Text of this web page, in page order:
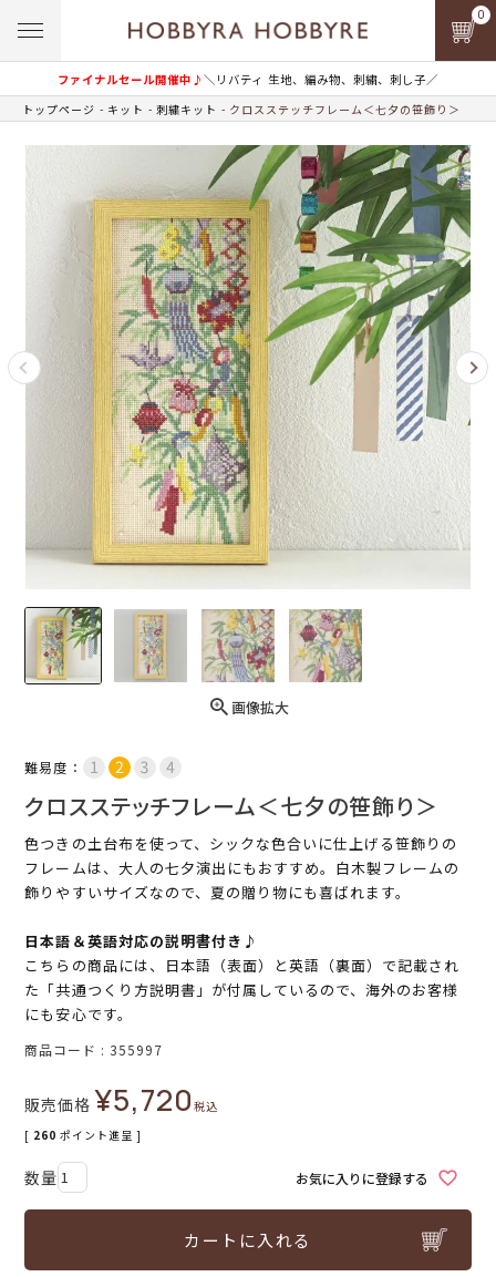
ファイナルセール開催中♪＼リバティ 生地、編み物、刺繍、刺し子／
0
トップページ キット 刺繍キット クロスステッチフレーム＜七夕の笹飾り＞
画像拡大
難易度：
クロスステッチフレーム＜七夕の笹飾り＞
色つきの土台布を使って、シックな色合いに仕上げる笹飾りの
フレームは、大人の七夕演出にもおすすめ。白木製フレームの
飾りやすいサイズなので、夏の贈り物にも喜ばれます。
日本語＆英語対応の説明書付き♪
こちらの商品には、日本語（表面）と英語（裏面）で記載され
た「共通つくり方説明書」が付属しているので、海外のお客様
にも安心です。
商品コード 355997
販売価格 ¥5,720税込
[ 260 ポイント進呈 ]
お気に入りに登録する
カートに入れる